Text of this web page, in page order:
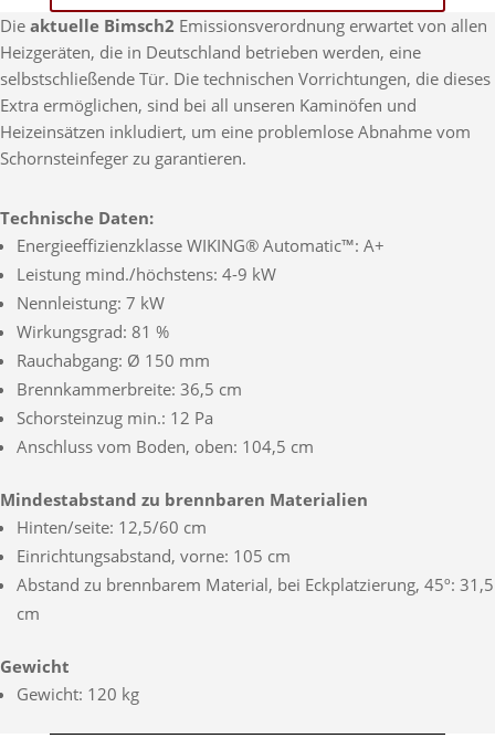
Die aktuelle Bimsch2 Emissionsverordnung erwartet von allen
Heizgeräten, die in Deutschland betrieben werden, eine
selbstschließende Tür. Die technischen Vorrichtungen, die dieses
Extra ermöglichen, sind bei all unseren Kaminöfen und
Heizeinsätzen inkludiert, um eine problemlose Abnahme vom
Schornsteinfeger zu garantieren.
Technische Daten:
Energieeffizienzklasse WIKING® Automatic™: A+
Leistung mind./höchstens: 4-9 kW
Nennleistung: 7 kW
Wirkungsgrad: 81 %
Rauchabgang: Ø 150 mm
Brennkammerbreite: 36,5 cm
Schorsteinzug min.: 12 Pa
Anschluss vom Boden, oben: 104,5 cm
Mindestabstand zu brennbaren Materialien
Hinten/seite: 12,5/60 cm
Einrichtungsabstand, vorne: 105 cm
Abstand zu brennbarem Material, bei Eckplatzierung, 45º: 31,5
cm
Gewicht
Gewicht: 120 kg